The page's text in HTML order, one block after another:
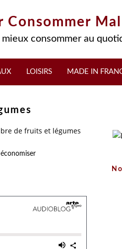
Consommer
consommer au
LOISIRS MADE IN
de fruits et légumes
économiser